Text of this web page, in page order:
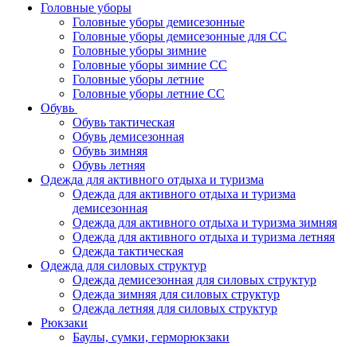
Головные уборы
Головные уборы демисезонные
Головные уборы демисезонные для СС
Головные уборы зимние
Головные уборы зимние СС
Головные уборы летние
Головные уборы летние СС
Обувь
Обувь тактическая
Обувь демисезонная
Обувь зимняя
Обувь летняя
Одежда для активного отдыха и туризма
Одежда для активного отдыха и туризма
демисезонная
Одежда для активного отдыха и туризма зимняя
Одежда для активного отдыха и туризма летняя
Одежда тактическая
Одежда для силовых структур
Одежда демисезонная для силовых структур
Одежда зимняя для силовых структур
Одежда летняя для силовых структур
Рюкзаки
Баулы, сумки, герморюкзаки